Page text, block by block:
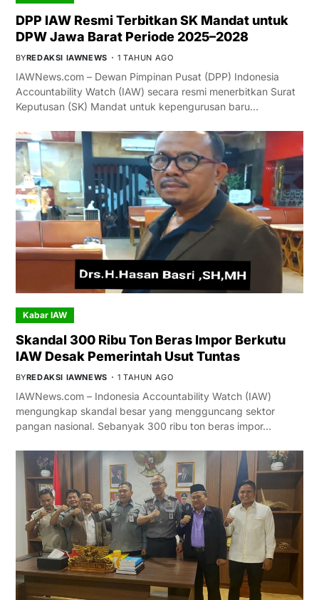
DPP IAW Resmi Terbitkan SK Mandat untuk
DPW Jawa Barat Periode 2025–2028
BYREDAKSI IAWNEWS 1 TAHUN AGO
IAWNews.com – Dewan Pimpinan Pusat (DPP) Indonesia
Accountability Watch (IAW) secara resmi menerbitkan Surat
Keputusan (SK) Mandat untuk kepengurusan baru…
Kabar IAW
Skandal 300 Ribu Ton Beras Impor Berkutu
IAW Desak Pemerintah Usut Tuntas
BYREDAKSI IAWNEWS 1 TAHUN AGO
IAWNews.com – Indonesia Accountability Watch (IAW)
mengungkap skandal besar yang mengguncang sektor
pangan nasional. Sebanyak 300 ribu ton beras impor…